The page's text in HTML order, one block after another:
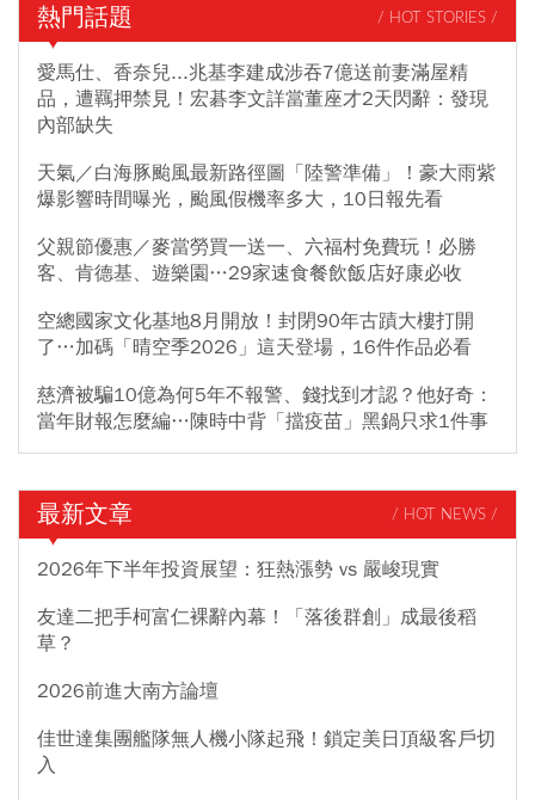
熱門話題 / HOT STORIES /
愛馬仕、香奈兒...兆基李建成涉吞7億送前妻滿屋精
品，遭羈押禁見！宏碁李文詳當董座才2天閃辭：發現
內部缺失
天氣／白海豚颱風最新路徑圖「陸警準備」！豪大雨紫
爆影響時間曝光，颱風假機率多大，10日報先看
父親節優惠／麥當勞買一送一、六福村免費玩！必勝
客、肯德基、遊樂園…29家速食餐飲飯店好康必收
空總國家文化基地8月開放！封閉90年古蹟大樓打開
了…加碼「晴空季2026」這天登場，16件作品必看
慈濟被騙10億為何5年不報警、錢找到才認？他好奇：
當年財報怎麼編…陳時中背「擋疫苗」黑鍋只求1件事
最新文章 / HOT NEWS /
2026年下半年投資展望：狂熱漲勢 vs 嚴峻現實
友達二把手柯富仁裸辭內幕！「落後群創」成最後稻
草？
2026前進大南方論壇
佳世達集團艦隊無人機小隊起飛！鎖定美日頂級客戶切
入